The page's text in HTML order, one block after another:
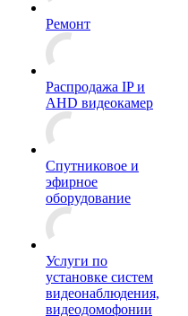
Ремонт
Распродажа IP и
AHD видеокамер
Спутниковое и
эфирное
оборудование
Услуги по
установке систем
видеонаблюдения,
видеодомофонии